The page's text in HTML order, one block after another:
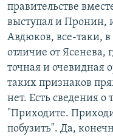
правительстве
выступал и Пронин,
Авдюков, все-таки,
отличие от Ясенева,
точная и очевидная
таких признаков
нет. Есть сведения о
"Приходите.
побузить". Да,